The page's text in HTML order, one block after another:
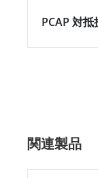
PCAP 対
関連製品